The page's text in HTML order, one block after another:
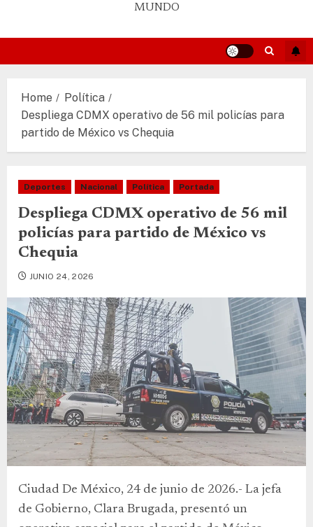
MUNDO
Home
Política
Despliega CDMX operativo de 56 mil policías para
partido de México vs Chequia
Deportes Nacional Política Portada
Despliega CDMX operativo de 56 mil
policías para partido de México vs
Chequia
JUNIO 24, 2026
Ciudad De México, 24 de junio de 2026.- La jefa
de Gobierno, Clara Brugada, presentó un